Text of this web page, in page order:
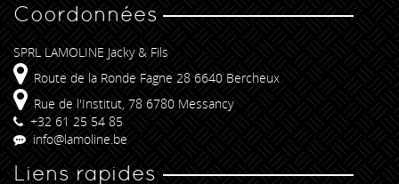
Coordonnées
SPRL LAMOLINE Jacky & Fils
Route de la Ronde Fagne 28 6640 Bercheux
Rue de l'Institut, 78 6780 Messancy
+32 61 25 54 85
info@lamoline.be
Liens rapides